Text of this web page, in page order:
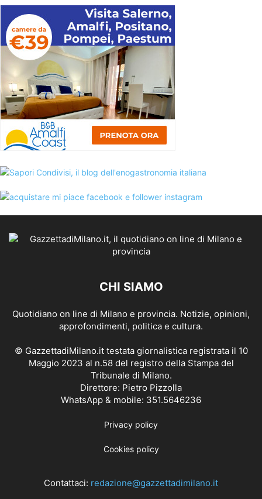
CHI SIAMO
Quotidiano on line di Milano e provincia. Notizie, opinioni,
approfondimenti, politica e cultura.
© GazzettadiMilano.it testata giornalistica registrata il 10
Maggio 2023 al n.58 del registro della Stampa del
Tribunale di Milano.
Direttore: Pietro Pizzolla
WhatsApp & mobile: 351.5646236
Privacy policy
Cookies policy
Contattaci: redazione@gazzettadimilano.it